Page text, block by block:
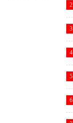
2
3
4
5
6